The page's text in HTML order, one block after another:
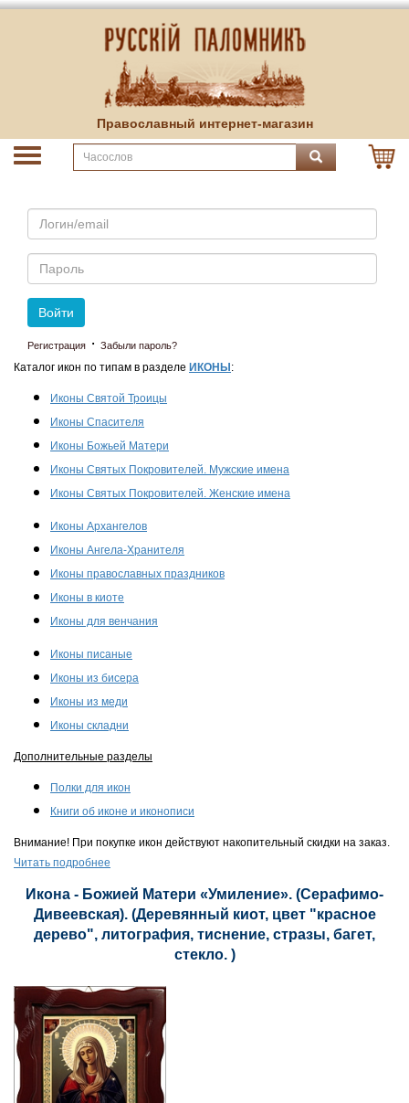
Православный интернет-магазин
Email
Пароль
Войти
Регистрация · Забыли пароль?
Каталог икон по типам в разделе ИКОНЫ :
Иконы Святой Троицы
Иконы Спасителя
Иконы Божьей Матери
Иконы Святых Покровителей. Мужские имена
Иконы Святых Покровителей. Женские имена
Иконы Архангелов
Иконы Ангела-Хранителя
Иконы православных праздников
Иконы в киоте
Иконы для венчания
Иконы писаные
Иконы из бисера
Иконы из меди
Иконы складни
Дополнительные разделы
Полки для икон
Книги об иконе и иконописи
Внимание! При покупке икон действуют накопительный скидки на заказ.
Читать подробнее
Икона - Божией Матери «Умиление». (Серафимо-
Дивеевская). (Деревянный киот, цвет "красное
дерево", литография, тиснение, стразы, багет,
стекло. )